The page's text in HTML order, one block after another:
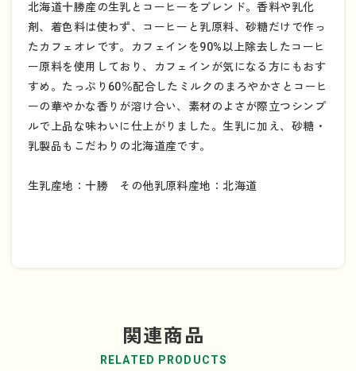
北海道十勝産の生乳とコーヒーをブレンド。香料や乳化
剤、着色料は使わず、コーヒーと乳原料、砂糖だけで作っ
たカフェオレです。カフェインを90%以上除去したコーヒ
ー原料を使用しており、カフェインが気になる方にもおす
すめ。たっぷり60％配合したミルクのまろやかさとコーヒ
ーの華やかな香りが溶け合い、素材のよさが際立つシンプ
ルで上品な味わいに仕上がりました。生乳に加え、砂糖・
乳製品もこだわりの北海道産です。
生乳産地：十勝 その他乳原料産地：北海道
関連商品
RELATED PRODUCTS